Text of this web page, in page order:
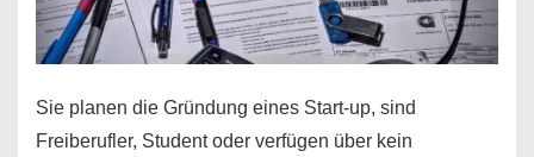
Sie planen die Gründung eines Start-up, sind
Freiberufler, Student oder verfügen über kein